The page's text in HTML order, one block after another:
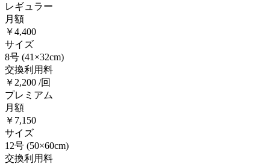
レギュラー
月額
￥4,400
サイズ
8号 (41×32cm)
交換利用料
￥2,200 /回
プレミアム
月額
￥7,150
サイズ
12号 (50×60cm)
交換利用料